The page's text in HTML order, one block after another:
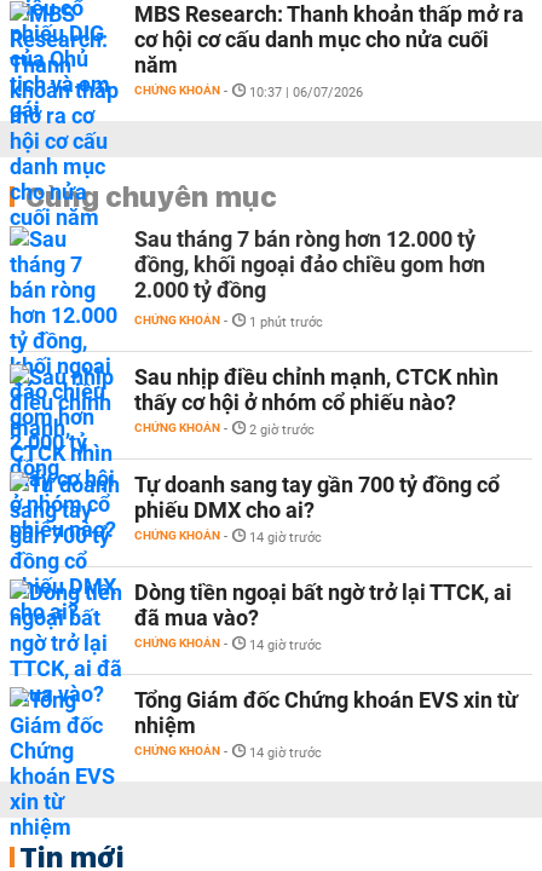
MBS Research: Thanh khoản thấp mở ra
cơ hội cơ cấu danh mục cho nửa cuối
năm
CHỨNG KHOÁN - 10:37 | 06/07/2026
Cùng chuyên mục
Sau tháng 7 bán ròng hơn 12.000 tỷ
đồng, khối ngoại đảo chiều gom hơn
2.000 tỷ đồng
CHỨNG KHOÁN - 1 phút trước
Sau nhịp điều chỉnh mạnh, CTCK nhìn
thấy cơ hội ở nhóm cổ phiếu nào?
CHỨNG KHOÁN - 2 giờ trước
Tự doanh sang tay gần 700 tỷ đồng cổ
phiếu DMX cho ai?
CHỨNG KHOÁN - 14 giờ trước
Dòng tiền ngoại bất ngờ trở lại TTCK, ai
đã mua vào?
CHỨNG KHOÁN - 14 giờ trước
Tổng Giám đốc Chứng khoán EVS xin từ
nhiệm
CHỨNG KHOÁN - 14 giờ trước
Tin mới